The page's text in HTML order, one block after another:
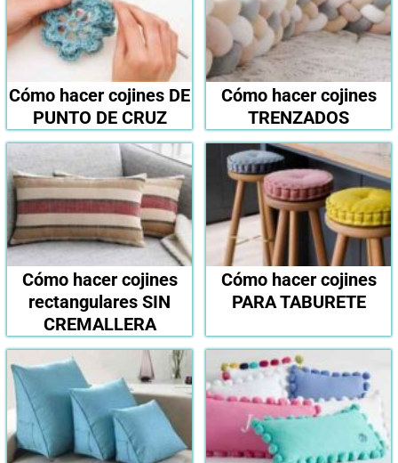
Cómo hacer cojines DE
PUNTO DE CRUZ
Cómo hacer cojines
TRENZADOS
Cómo hacer cojines
rectangulares SIN
CREMALLERA
Cómo hacer cojines
PARA TABURETE